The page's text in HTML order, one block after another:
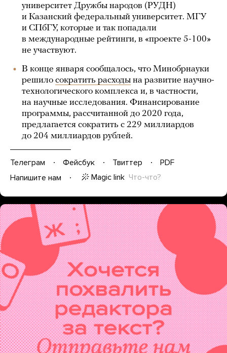
университет Дружбы народов (РУДН)
и Казанский федеральный университет. МГУ
и СПбГУ, которые и так попадали
в международные рейтинги, в «проекте 5-100»
не участвуют.
В конце января сообщалось, что Минобрнауки
решило сократить расходы на развитие научно-
технологического комплекса и, в частности,
на научные исследования. Финансирование
программы, рассчитанной до 2020 года,
предлагается сократить с 229 миллиардов
до 204 миллиардов рублей.
Телеграм Фейсбук Твиттер
PDF
Напишите нам
Magic link Что-что?